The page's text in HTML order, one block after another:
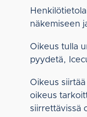
näkemiseen
Oikeus tulla
pyydetä,
Oikeus
oikeus
siirrettävissä